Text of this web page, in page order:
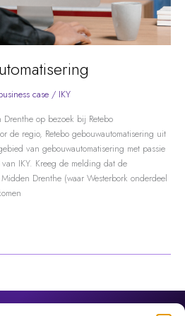
case / IKY
Drenthe op bezoek bij Retebo
de regio, Retebo gebouwautomatisering uit
van gebouwautomatisering met passie
IKY. Kreeg de melding dat de
Drenthe (waar Westerbork onderdeel